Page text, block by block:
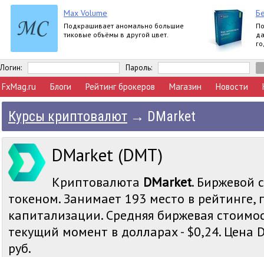
Max Volume
Подкрашивает аномально большие
тиковые объёмы в другой цвет.
Логин: Пароль:
FxMag.ru Блоги Рейтинг брокеров Магазин Новости
Курсы криптовалют → DMarket
DMarket (DMT)
Криптовалюта DMarket. Биржевой
токеном. Занимает 193 место в
капитализации. Средняя биржевая
текущий момент в долларах - $0,24. Цена
руб.